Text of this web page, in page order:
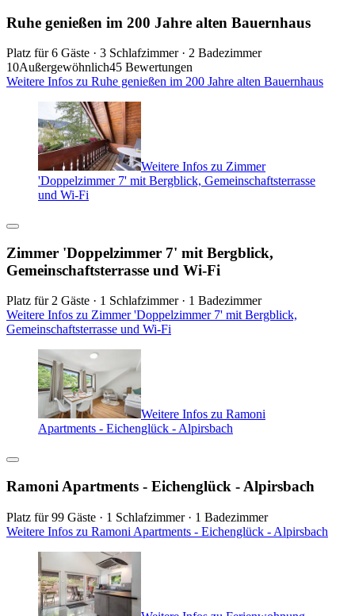
Ruhe genießen im 200 Jahre alten Bauernhaus
Platz für 6 Gäste · 3 Schlafzimmer · 2 Badezimmer
10Außergewöhnlich45 Bewertungen
Weitere Infos zu Ruhe genießen im 200 Jahre alten Bauernhaus
Weitere Infos zu Zimmer
'Doppelzimmer 7' mit Bergblick, Gemeinschaftsterrasse
und Wi-Fi
Zimmer 'Doppelzimmer 7' mit Bergblick,
Gemeinschaftsterrasse und Wi-Fi
Platz für 2 Gäste · 1 Schlafzimmer · 1 Badezimmer
Weitere Infos zu Zimmer 'Doppelzimmer 7' mit Bergblick,
Gemeinschaftsterrasse und Wi-Fi
Weitere Infos zu Ramoni
Apartments - Eichenglück - Alpirsbach
Ramoni Apartments - Eichenglück - Alpirsbach
Platz für 99 Gäste · 1 Schlafzimmer · 1 Badezimmer
Weitere Infos zu Ramoni Apartments - Eichenglück - Alpirsbach